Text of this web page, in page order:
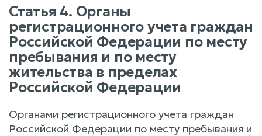
Статья 4. Органы
регистрационного учета граждан
Российской Федерации по месту
пребывания и по месту
жительства в пределах
Российской Федерации
Органами регистрационного учета граждан
Российской Федерации по месту пребывания и